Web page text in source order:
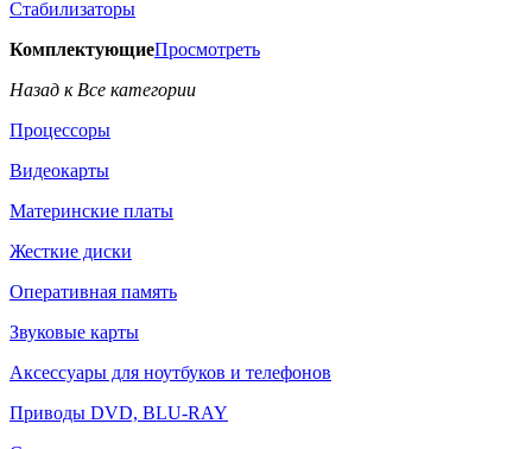
Стабилизаторы
КомплектующиеПросмотреть
Назад к Все категории
Процессоры
Видеокарты
Материнские платы
Жесткие диски
Оперативная память
Звуковые карты
Аксессуары для ноутбуков и телефонов
Приводы DVD, BLU-RAY